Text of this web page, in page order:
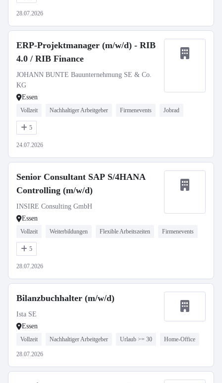
28.07.2026
ERP-Projektmanager (m/w/d) - RIB
4.0 / RIB Finance
JOHANN BUNTE Bauunternehmung SE & Co.
KG
Essen
Vollzeit Nachhaltiger Arbeitgeber Firmenevents Jobrad
5
24.07.2026
Senior Consultant SAP S/4HANA
Controlling (m/w/d)
INSIRE Consulting GmbH
Essen
Vollzeit Weiterbildungen Flexible Arbeitszeiten Firmenevents
5
28.07.2026
Bilanzbuchhalter (m/w/d)
Ista SE
Essen
Vollzeit Nachhaltiger Arbeitgeber Urlaub >= 30 Home-Office
28.07.2026